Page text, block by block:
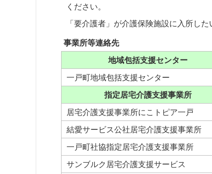
ください。
「要介護者」が介護保険施設に入所し
事業所等連絡先
地域包括支援センター
一戸町地域包括支援センター
指定居宅介護支援事業所
居宅介護支援事業所にこトピア一戸
結愛サービス公社居宅介護支援事業所
一戸町社協指定居宅介護支援事業所
サンブルク居宅介護支援サービス